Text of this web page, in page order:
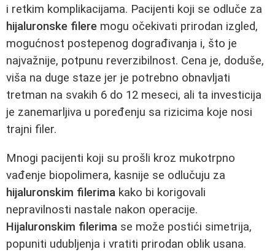
i retkim komplikacijama. Pacijenti koji se odluče za
hijaluronske filere mogu očekivati prirodan izgled,
mogućnost postepenog dograđivanja i, što je
najvažnije, potpunu reverzibilnost. Cena je, doduše,
viša na duge staze jer je potrebno obnavljati
tretman na svakih 6 do 12 meseci, ali ta investicija
je zanemarljiva u poređenju sa rizicima koje nosi
trajni filer.
Mnogi pacijenti koji su prošli kroz mukotrpno
vađenje biopolimera, kasnije se odlučuju za
hijaluronskim filerima kako bi korigovali
nepravilnosti nastale nakon operacije.
Hijaluronskim filerima se može postići simetrija,
popuniti udubljenja i vratiti prirodan oblik usana.